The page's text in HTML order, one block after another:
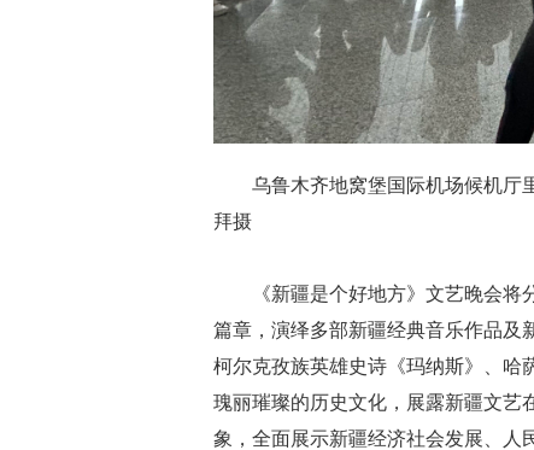
乌鲁木齐地窝堡国际机场候机厅
拜摄
《新疆是个好地方》文艺晚会
篇章，演绎多部新疆经典音乐作品及
柯尔克孜族英雄史诗《玛纳斯》、哈
瑰丽璀璨的历史文化，展露新疆文艺
象，全面展示新疆经济社会发展、人